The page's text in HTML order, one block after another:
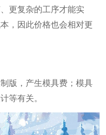
更复杂的工序才能实
，因此价格也会相对更
版，产生模具费；模具
等有关。